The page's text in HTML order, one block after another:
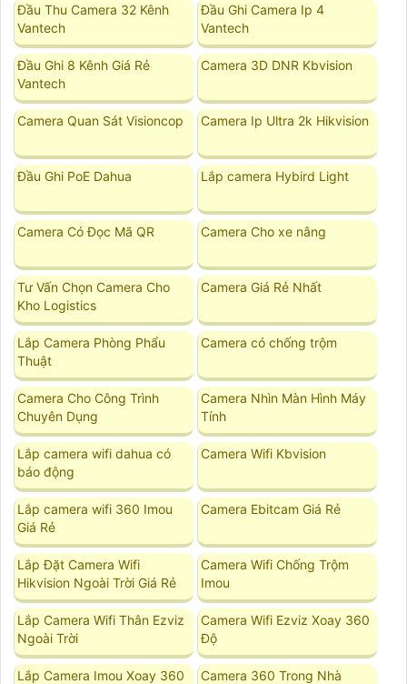
Đầu Thu Camera 32 Kênh
Vantech
Đầu Ghi Camera Ip 4
Vantech
Đầu Ghi 8 Kênh Giá Rẻ
Vantech
Camera 3D DNR Kbvision
Camera Quan Sát Visioncop Camera Ip Ultra 2k Hikvision
Đầu Ghi PoE Dahua Lắp camera Hybird Light
Camera Có Đọc Mã QR Camera Cho xe nâng
Tư Vấn Chọn Camera Cho
Kho Logistics
Camera Giá Rẻ Nhất
Lắp Camera Phòng Phẩu
Thuật
Camera có chống trộm
Camera Cho Công Trình
Chuyên Dụng
Camera Nhìn Màn Hình Máy
Tính
Lắp camera wifi dahua có
báo động
Camera Wifi Kbvision
Lắp camera wifi 360 Imou
Giá Rẻ
Camera Ebitcam Giá Rẻ
Lắp Đặt Camera Wifi
Hikvision Ngoài Trời Giá Rẻ
Camera Wifi Chống Trộm
Imou
Lắp Camera Wifi Thân Ezviz
Ngoài Trời
Camera Wifi Ezviz Xoay 360
Độ
Lắp Camera Imou Xoay 360
Camera 360 Trong Nhà